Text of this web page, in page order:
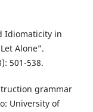
Idiomaticity in
Alone”.
501-538.
grammar
University of